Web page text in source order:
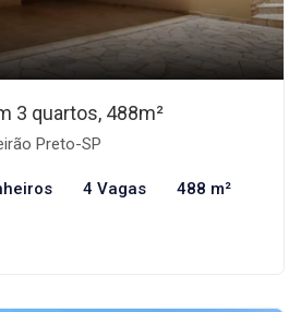
3 quartos, 488m²
Preto-SP
4 Vagas 488 m²